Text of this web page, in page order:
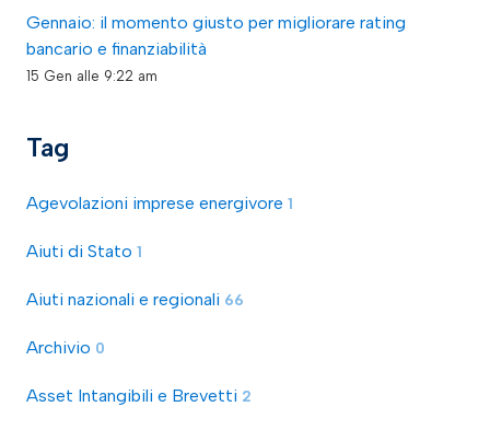
Gennaio: il momento giusto per migliorare rating
bancario e finanziabilità
15 Gen alle 9:22 am
Tag
Agevolazioni imprese energivore 1
Aiuti di Stato 1
Aiuti nazionali e regionali 66
Archivio 0
Asset Intangibili e Brevetti 2